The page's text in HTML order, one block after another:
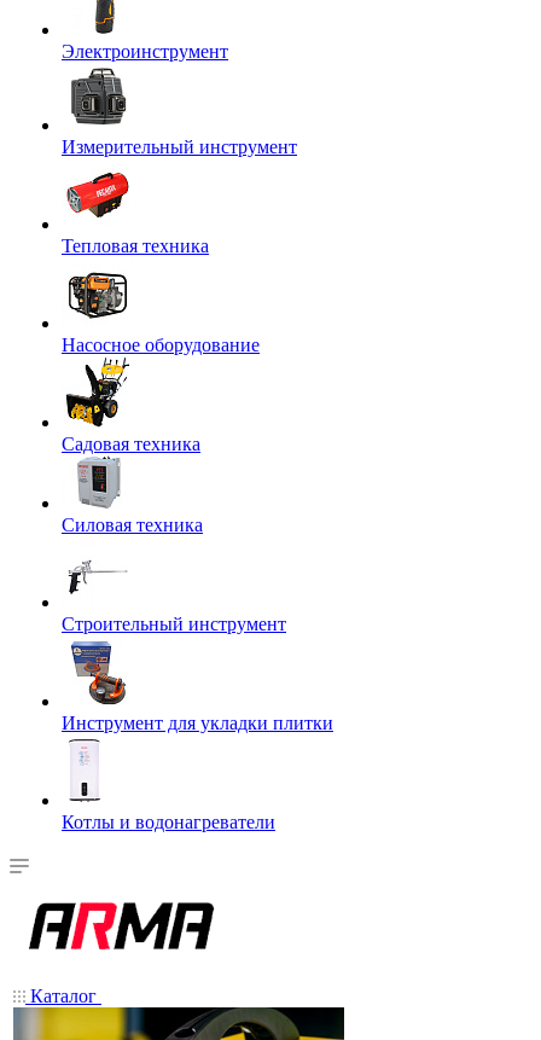
Электроинструмент
Измерительный инструмент
Тепловая техника
Насосное оборудование
Садовая техника
Силовая техника
Строительный инструмент
Инструмент для укладки плитки
Котлы и водонагреватели
Каталог